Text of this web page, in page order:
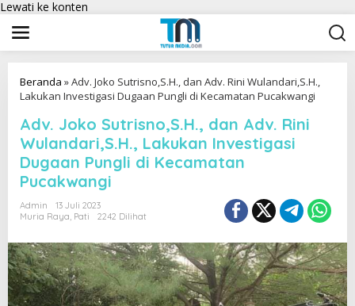
Lewati ke konten
Beranda »Adv. Joko Sutrisno,S.H., dan Adv. Rini Wulandari,S.H.,
Lakukan Investigasi Dugaan Pungli di Kecamatan Pucakwangi
Adv. Joko Sutrisno,S.H., dan Adv. Rini
Wulandari,S.H., Lakukan Investigasi
Dugaan Pungli di Kecamatan
Pucakwangi
Admin
13 Juli 2023
Muria Raya, Pati 2242 Dilihat